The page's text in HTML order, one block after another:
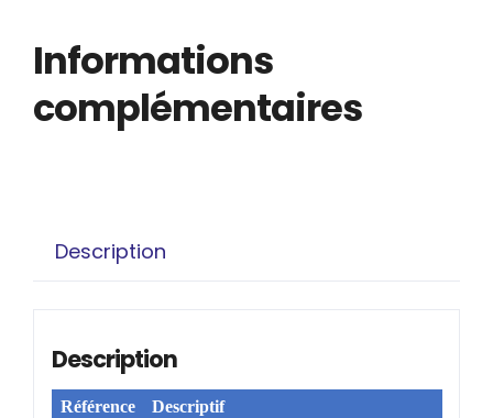
Informations
complémentaires
Description
Description
Référence Descriptif